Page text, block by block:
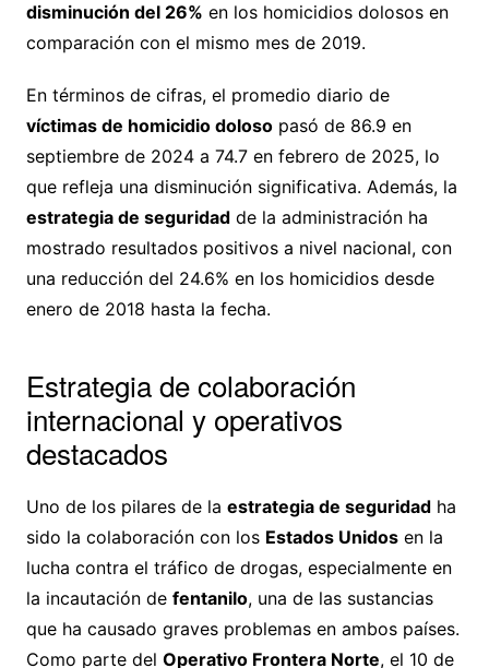
disminución del 26% en los homicidios dolosos en
comparación con el mismo mes de 2019.
En términos de cifras, el promedio diario de
víctimas de homicidio dolosopasó de 86.9 en
septiembre de 2024 a 74.7 en febrero de 2025, lo
que refleja una disminución significativa. Además, la
estrategia de seguridadde la administración ha
mostrado resultados positivos a nivel nacional, con
una reducción del 24.6% en los homicidios desde
enero de 2018 hasta la fecha.
Estrategia de colaboración
internacional y operativos
destacados
Uno de los pilares de la estrategia de seguridadha
sido la colaboración con los Estados Unidosen la
lucha contra el tráfico de drogas, especialmente en
la incautación de fentanilo, una de las sustancias
que ha causado graves problemas en ambos países.
Como parte del Operativo Frontera Norte, el 10 de